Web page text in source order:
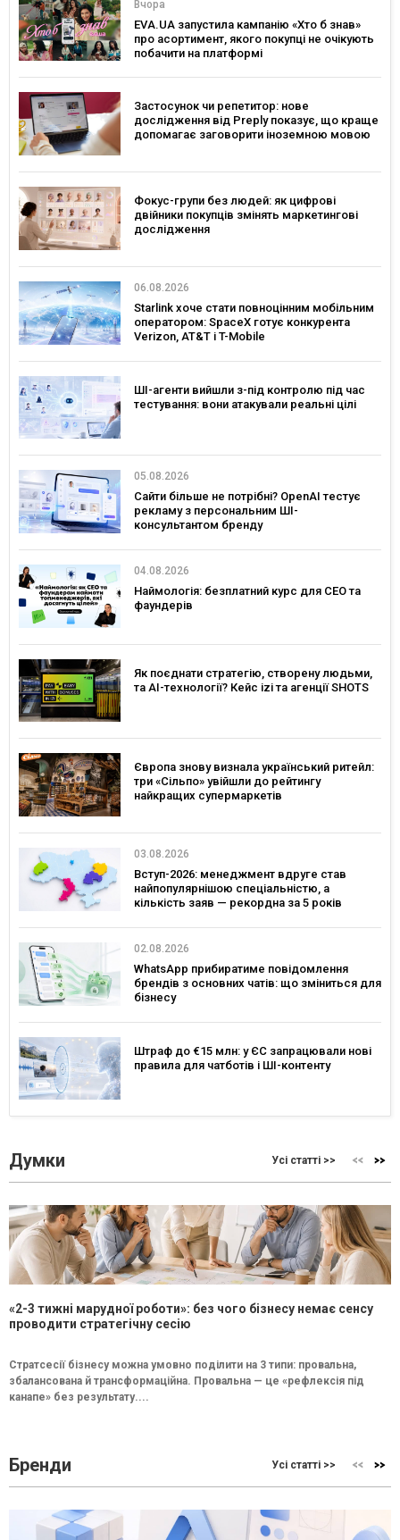
Вчора
EVA.UA запустила кампанію «Хто б знав»
про асортимент, якого покупці не очікують
побачити на платформі
Застосунок чи репетитор: нове
дослідження від Preply показує, що краще
допомагає заговорити іноземною мовою
Фокус-групи без людей: як цифрові
двійники покупців змінять маркетингові
дослідження
06.08.2026
Starlink хоче стати повноцінним мобільним
оператором: SpaceX готує конкурента
Verizon, AT&T і T-Mobile
ШІ-агенти вийшли з-під контролю під час
тестування: вони атакували реальні цілі
05.08.2026
Сайти більше не потрібні? OpenAI тестує
рекламу з персональним ШІ-
консультантом бренду
04.08.2026
Наймологія: безплатний курс для CEO та
фаундерів
Як поєднати стратегію, створену людьми,
та AI-технології? Кейс izi та агенції SHOTS
Європа знову визнала український ритейл:
три «Сільпо» увійшли до рейтингу
найкращих супермаркетів
03.08.2026
Вступ-2026: менеджмент вдруге став
найпопулярнішою спеціальністю, а
кількість заяв — рекордна за 5 років
02.08.2026
WhatsApp прибиратиме повідомлення
брендів з основних чатів: що зміниться для
бізнесу
Штраф до €15 млн: у ЄС запрацювали нові
правила для чатботів і ШІ-контенту
Думки Усі статті >>
«2-3 тижні марудної роботи»: без чого бізнесу немає сенсу
проводити стратегічну сесію
Стратсесії бізнесу можна умовно поділити на 3 типи: провальна,
збалансована й трансформаційна. Провальна — це «рефлексія під
канапе» без результату....
Бренди Усі статті >>